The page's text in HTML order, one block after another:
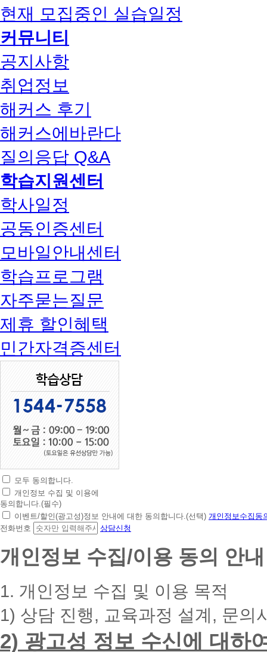
현재 모집중인 실습일정
커뮤니티
공지사항
취업정보
해커스 후기
해커스에바란다
질의응답 Q&A
학습지원센터
학사일정
공동인증센터
모바일안내센터
학습프로그램
자주묻는질문
제휴 할인혜택
민간자격증센터
초
간
편
상
담
청
대
폰
입
력
모두 동의합니다.
개인정보 수집 및 이용에
동의합니다.(필수)
이벤트/할인(광고성)정보 안내에 대한 동의합니다.(선택) 개인정보수집동
전화번호
상담신청
개인정보 수집/이용 동의 안내
1. 개인정보 수집 및 이용 목적
1) 상담 진행, 교육과정 설계, 문의
2) 광고성 정보 수신에 대하